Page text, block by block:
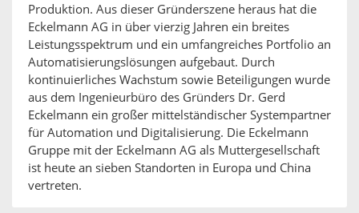
Produktion. Aus dieser Gründerszene heraus hat die
Eckelmann AG in über vierzig Jahren ein breites
Leistungsspektrum und ein umfangreiches Portfolio an
Automatisierungslösungen aufgebaut. Durch
kontinuierliches Wachstum sowie Beteiligungen wurde
aus dem Ingenieurbüro des Gründers Dr. Gerd
Eckelmann ein großer mittelständischer Systempartner
für Automation und Digitalisierung. Die Eckelmann
Gruppe mit der Eckelmann AG als Muttergesellschaft
ist heute an sieben Standorten in Europa und China
vertreten.